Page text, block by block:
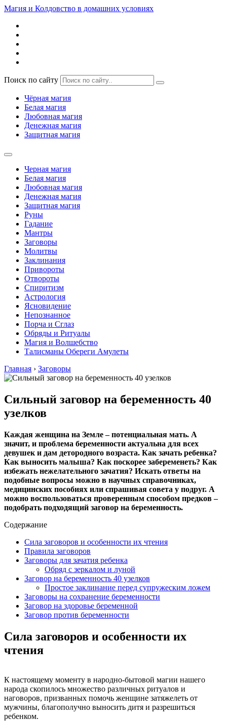
Магия и Колдовство в домашних условиях
Поиск по сайту
Чёрная магия
Белая магия
Любовная магия
Денежная магия
Защитная магия
Черная магия
Белая магия
Любовная магия
Денежная магия
Защитная магия
Руны
Гадание
Мантры
Заговоры
Молитвы
Заклинания
Привороты
Отвороты
Спиритизм
Астрология
Ясновидение
Непознанное
Порча и Сглаз
Обряды и Ритуалы
Магия и Волшебство
Талисманы Обереги Амулеты
Главная › Заговоры
Сильный заговор на беременность 40
узелков
Каждая женщина на Земле – потенциальная мать. А
значит, и проблема беременности актуальна для всех
девушек и дам детородного возраста. Как зачать ребенка?
Как выносить малыша? Как поскорее забеременеть? Как
избежать нежелательного зачатия? Искать ответы на
подобные вопросы можно в научных справочниках,
медицинских пособиях или спрашивая совета у подруг. А
можно воспользоваться проверенным способом предков –
подобрать подходящий заговор на беременность.
Содержание
Сила заговоров и особенности их чтения
Правила заговоров
Заговоры для зачатия ребенка
Обряд с зеркалом и луной
Заговор на беременность 40 узелков
Простое заклинание перед супружеским ложем
Заговоры на сохранение беременности
Заговор на здоровье беременной
Заговор против беременности
Сила заговоров и особенности их
чтения
К настоящему моменту в народно-бытовой магии нашего
народа скопилось множество различных ритуалов и
наговоров, призванных помочь женщине затяжелеть от
мужчины, благополучно выносить дитя и разрешиться
ребенком.